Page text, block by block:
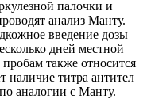
палочки и
анализ Манту.
введение дозы
дней местной
также относится
наличие титра антител
аналогии с Манту.